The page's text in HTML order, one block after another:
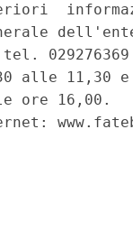
tel.
alle 11,30
ore 16,00.